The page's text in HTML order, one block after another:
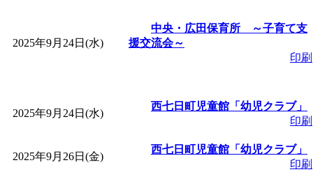
2025年9月24日(水)
中央・広田保育所 ～子育て支
援交流会～
印刷
2025年9月24日(水)
西七日町児童館「幼児クラブ」
印刷
2025年9月26日(金)
西七日町児童館「幼児クラブ」
印刷